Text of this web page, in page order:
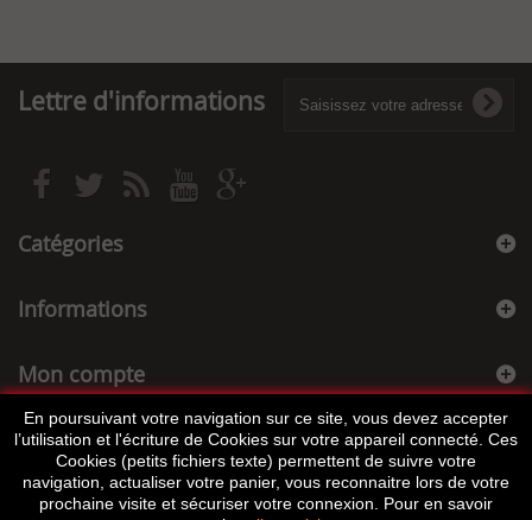
Lettre d'informations
Catégories
Informations
Mon compte
Informations sur votre boutique
En poursuivant votre navigation sur ce site, vous devez accepter
l’utilisation et l'écriture de Cookies sur votre appareil connecté. Ces
Cookies (petits fichiers texte) permettent de suivre votre
navigation, actualiser votre panier, vous reconnaitre lors de votre
prochaine visite et sécuriser votre connexion. Pour en savoir